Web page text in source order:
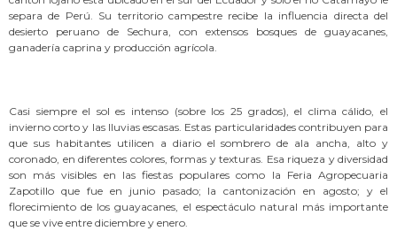
separa de Perú. Su territorio campestre recibe la influencia directa del
desierto peruano de Sechura, con extensos bosques de guayacanes,
ganadería caprina y producción agrícola.
Casi siempre el sol es intenso (sobre los 25 grados), el clima cálido, el
invierno corto y las lluvias escasas. Estas particularidades contribuyen para
que sus habitantes utilicen a diario el sombrero de ala ancha, alto y
coronado, en diferentes colores, formas y texturas. Esa riqueza y diversidad
son más visibles en las fiestas populares como la Feria Agropecuaria
Zapotillo que fue en junio pasado; la cantonización en agosto; y el
florecimiento de los guayacanes, el espectáculo natural más importante
que se vive entre diciembre y enero.